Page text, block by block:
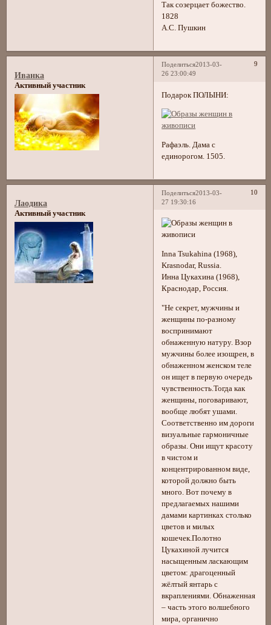
Так созерцает божество.
1828
А.С. Пушкин
Поделиться 9
2013-03-
26 23:00:49
Иванка
Активный участник
Подарок ПОЛЫНИ:
Рафаэль. Дама с
единорогом. 1505.
Поделиться 10
2013-03-
27 19:30:16
Лаодика
Активный участник
Inna Tsukahina (1968),
Krasnodar, Russia.
Инна Цукахина (1968),
Краснодар, Россия.
"Не секрет, мужчины и
женщины по-разному
воспринимают
обнаженную натуру. Взор
мужчины более изощрен, в
обнаженном женском теле
он ищет в первую очередь
чувственность.Тогда как
женщины, поговаривают,
вообще любят ушами.
Соответственно им дороги
визуальные гармоничные
образы. Они ищут красоту
в чистом и
концентрированном виде,
которой должно быть
много. Вот почему в
предлагаемых нашими
дамами картинках столько
цветов и милых
кошечек.Полотно
Цукахиной лучится
насыщенным ласкающим
цветом: драгоценный
жёлтый янтарь с
вкраплениями. Обнаженная
– часть этого волшебного
мира, органично